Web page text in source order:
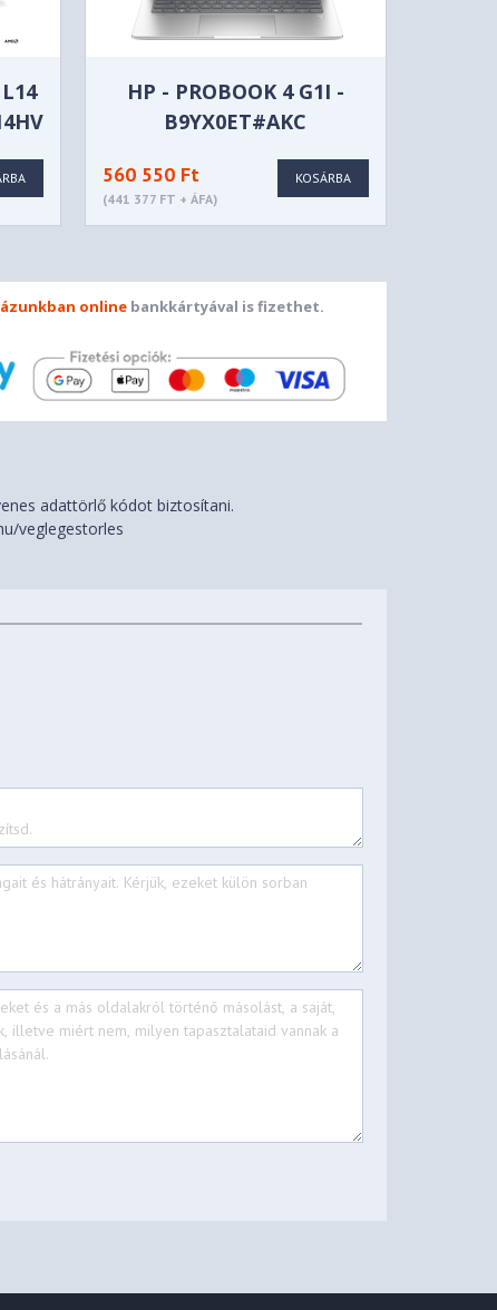
HP - PROBOOK 4 G1I -
B9YX0ET#AKC
560 550 Ft
(441 377 FT + ÁFA)
KOSÁRBA
online bankkártyával is fizethet.
adattörlő kódot biztosítani.
veglegestorles